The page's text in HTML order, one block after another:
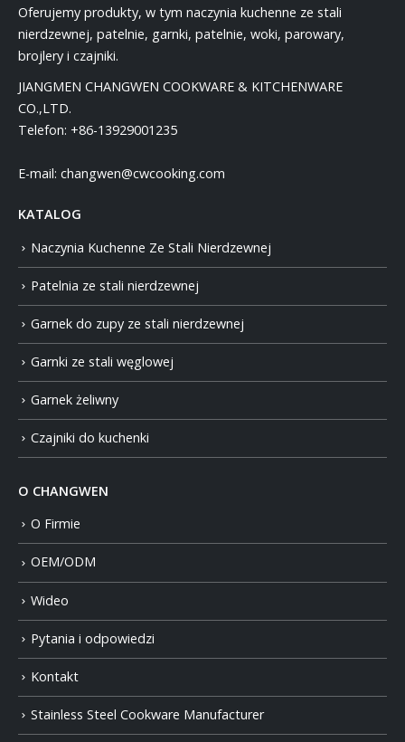
Oferujemy produkty, w tym naczynia kuchenne ze stali
nierdzewnej, patelnie, garnki, patelnie, woki, parowary,
brojlery i czajniki.
JIANGMEN CHANGWEN COOKWARE & KITCHENWARE
CO.,LTD.
Telefon: +86-13929001235
E-mail: changwen@cwcooking.com
KATALOG
Naczynia Kuchenne Ze Stali Nierdzewnej
Patelnia ze stali nierdzewnej
Garnek do zupy ze stali nierdzewnej
Garnki ze stali węglowej
Garnek żeliwny
Czajniki do kuchenki
O CHANGWEN
O Firmie
OEM/ODM
Wideo
Pytania i odpowiedzi
Kontakt
Stainless Steel Cookware Manufacturer